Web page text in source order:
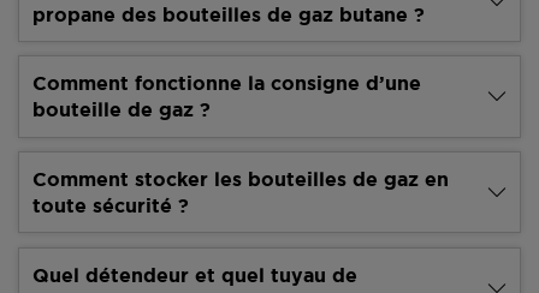
propane des bouteilles de gaz butane ?
Comment fonctionne la consigne d’une
bouteille de gaz ?
Comment stocker les bouteilles de gaz en
toute sécurité ?
Quel détendeur et quel tuyau de